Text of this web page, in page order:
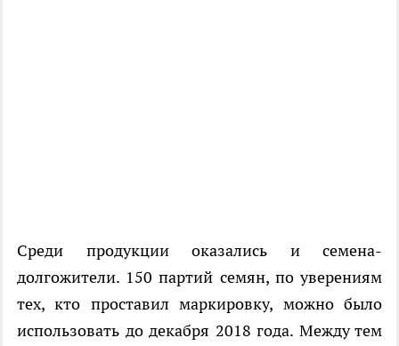
Среди продукции оказались и семена-
долгожители. 150 партий семян, по уверениям
тех, кто проставил маркировку, можно было
использовать до декабря 2018 года. Между тем